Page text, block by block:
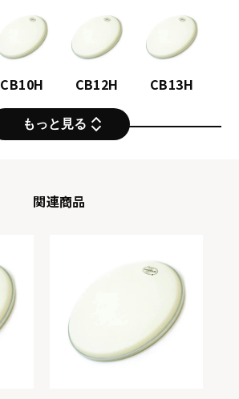
もっと見る
CB10H CB12H CB13H
関連商品